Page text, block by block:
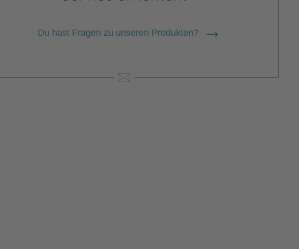
Du hast Fragen zu unseren Produkten?